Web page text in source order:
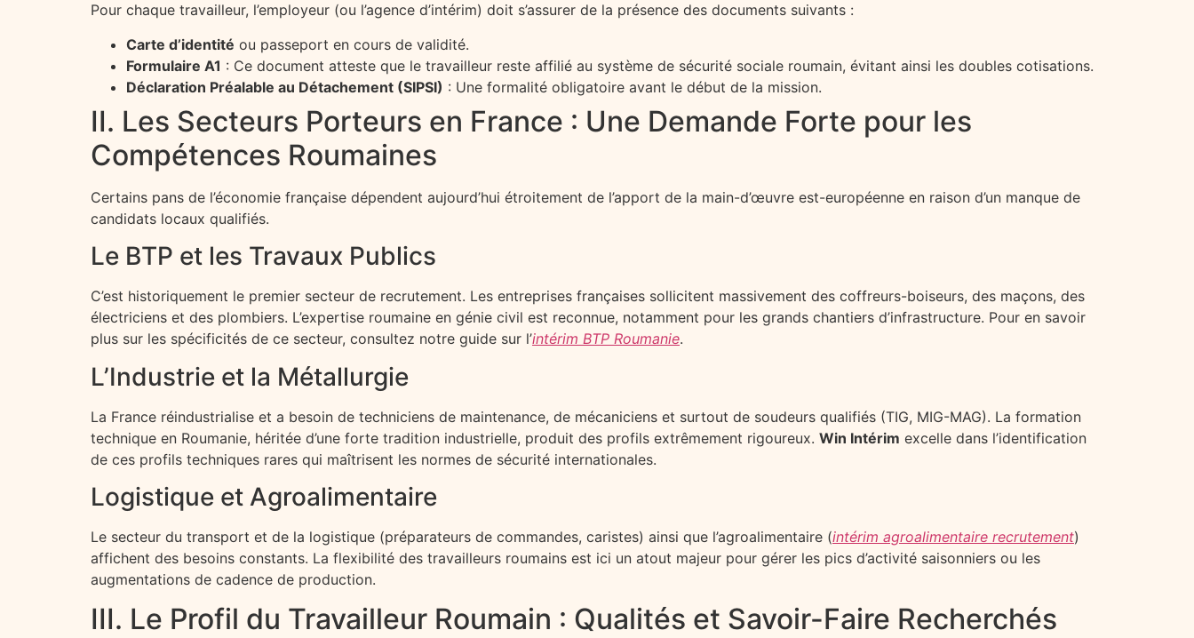
Pour chaque travailleur, l’employeur (ou l’agence d’intérim) doit s’assurer de la présence des documents suivants :
Carte d’identité ou passeport en cours de validité.
Formulaire A1 : Ce document atteste que le travailleur reste affilié au système de sécurité sociale roumain, évitant ainsi les doubles cotisations.
Déclaration Préalable au Détachement (SIPSI) : Une formalité obligatoire avant le début de la mission.
II. Les Secteurs Porteurs en France : Une Demande Forte pour les
Compétences Roumaines
Certains pans de l’économie française dépendent aujourd’hui étroitement de l’apport de la main-d’œuvre est-européenne en raison d’un manque de
candidats locaux qualifiés.
Le BTP et les Travaux Publics
C’est historiquement le premier secteur de recrutement. Les entreprises françaises sollicitent massivement des coffreurs-boiseurs, des maçons, des
électriciens et des plombiers. L’expertise roumaine en génie civil est reconnue, notamment pour les grands chantiers d’infrastructure. Pour en savoir
plus sur les spécificités de ce secteur, consultez notre guide sur l’intérim BTP Roumanie.
L’Industrie et la Métallurgie
La France réindustrialise et a besoin de techniciens de maintenance, de mécaniciens et surtout de soudeurs qualifiés (TIG, MIG-MAG). La formation
technique en Roumanie, héritée d’une forte tradition industrielle, produit des profils extrêmement rigoureux. Win Intérim excelle dans l’identification
de ces profils techniques rares qui maîtrisent les normes de sécurité internationales.
Logistique et Agroalimentaire
Le secteur du transport et de la logistique (préparateurs de commandes, caristes) ainsi que l’agroalimentaire (intérim agroalimentaire recrutement)
affichent des besoins constants. La flexibilité des travailleurs roumains est ici un atout majeur pour gérer les pics d’activité saisonniers ou les
augmentations de cadence de production.
III. Le Profil du Travailleur Roumain : Qualités et Savoir-Faire Recherchés